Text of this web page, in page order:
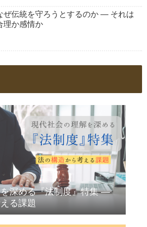
ぜ伝統を守ろうとするのか ― それは
理か感情か
深める『法制度』特集 ―
る課題